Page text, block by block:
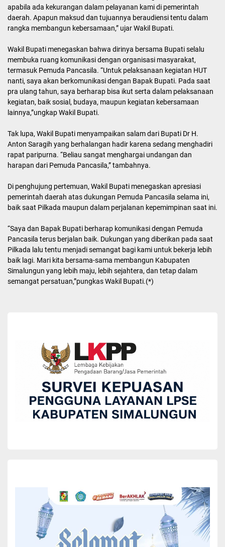
apabila ada kekurangan dalam pelayanan kami di pemerintah
daerah. Apapun maksud dan tujuannya beraudiensi tentu dalam
rangka membangun kebersamaan,” ujar Wakil Bupati.
Wakil Bupati menegaskan bahwa dirinya bersama Bupati selalu
membuka ruang komunikasi dengan organisasi masyarakat,
termasuk Pemuda Pancasila. “Untuk pelaksanaan kegiatan HUT
nanti, saya akan berkomunikasi dengan Bapak Bupati. Pada saat
pra ulang tahun, saya berharap bisa ikut serta dalam pelaksanaan
kegiatan, baik sosial, budaya, maupun kegiatan kebersamaan
lainnya,”ungkap Wakil Bupati.
Tak lupa, Wakil Bupati menyampaikan salam dari Bupati Dr H.
Anton Saragih yang berhalangan hadir karena sedang menghadiri
rapat paripurna. “Beliau sangat menghargai undangan dan
harapan dari Pemuda Pancasila,” tambahnya.
Di penghujung pertemuan, Wakil Bupati menegaskan apresiasi
pemerintah daerah atas dukungan Pemuda Pancasila selama ini,
baik saat Pilkada maupun dalam perjalanan kepemimpinan saat ini.
“Saya dan Bapak Bupati berharap komunikasi dengan Pemuda
Pancasila terus berjalan baik. Dukungan yang diberikan pada saat
Pilkada lalu tentu menjadi semangat bagi kami untuk bekerja lebih
baik lagi. Mari kita bersama-sama membangun Kabupaten
Simalungun yang lebih maju, lebih sejahtera, dan tetap dalam
semangat persatuan,”pungkas Wakil Bupati.(*)